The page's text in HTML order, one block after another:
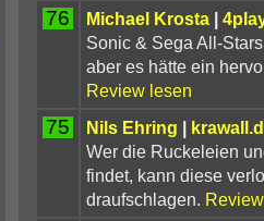
76 Michael Krosta |
Sonic & Sega All-
aber es hätte ein
Review lesen
75 Nils Ehring |
Wer die Ruckeleien
findet, kann diese
draufschlagen.